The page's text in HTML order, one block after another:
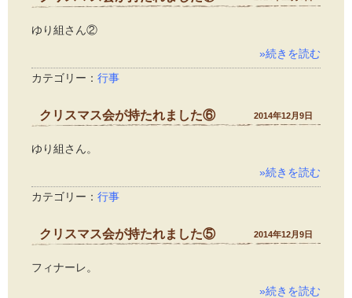
ゆり組さん②
»続きを読む
カテゴリー： 行事
クリスマス会が持たれました⑥ 2014年12月9日
ゆり組さん。
»続きを読む
カテゴリー： 行事
クリスマス会が持たれました⑤ 2014年12月9日
フィナーレ。
»続きを読む